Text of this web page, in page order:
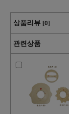
상품리뷰 [0]
관련상품